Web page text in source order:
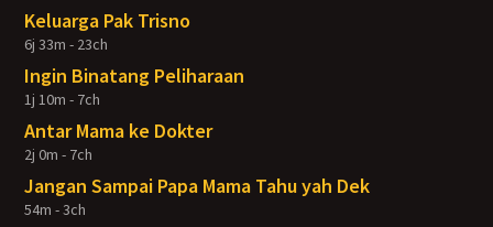
Keluarga Pak Trisno
6j 33m - 23ch
Ingin Binatang Peliharaan
1j 10m - 7ch
Antar Mama ke Dokter
2j 0m - 7ch
Jangan Sampai Papa Mama Tahu yah Dek
54m - 3ch